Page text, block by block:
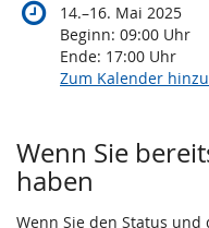
14.–bis
16. Mai 2025
Beginn: 09:00 Uhr
Ende: 17:00 Uhr
Zum Kalender
Wenn Sie
haben
Wenn Sie den Status